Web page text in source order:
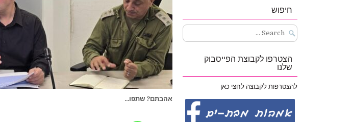
אהבתם? שתפו...
חיפוש
Search
for:
הצטרפו לקבוצת הפייסבוק
שלנו
להצטרפות לקבוצה לחצי כאן